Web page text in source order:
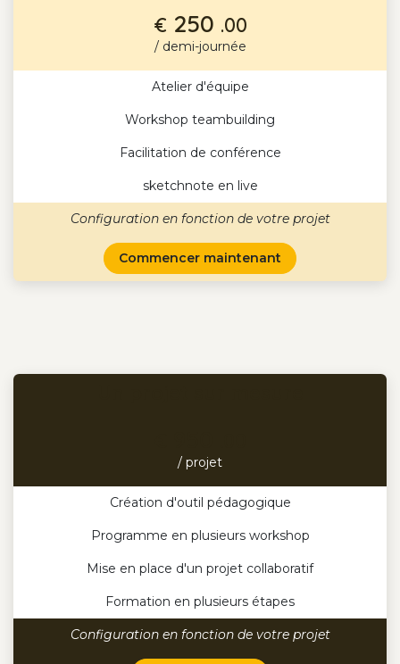
€ 250 .00
/ demi-journée
Atelier d'équipe
Workshop teambuilding
Facilitation de conférence
sketchnote en live
Configuration en fonction de votre projet
Commencer maintenant
/ projet
Création d'outil pédagogique
Programme en plusieurs workshop
Mise en place d'un projet collaboratif
Formation en plusieurs étapes
Configuration en fonction de votre projet